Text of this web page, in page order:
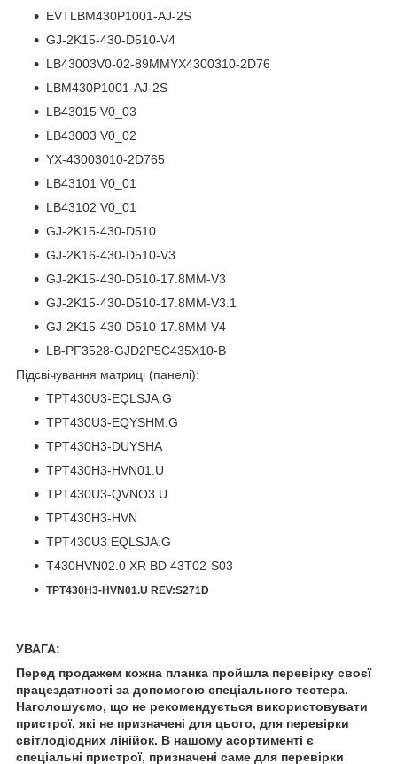
EVTLBM430P1001-AJ-2S
GJ-2K15-430-D510-V4
LB43003V0-02-89MMYX4300310-2D76
LBM430P1001-AJ-2S
LB43015 V0_03
LB43003 V0_02
YX-43003010-2D765
LB43101 V0_01
LB43102 V0_01
GJ-2K15-430-D510
GJ-2K16-430-D510-V3
GJ-2K15-430-D510-17.8MM-V3
GJ-2K15-430-D510-17.8MM-V3.1
GJ-2K15-430-D510-17.8MM-V4
LB-PF3528-GJD2P5C435X10-B
Підсвічування матриці (панелі):
TPT430U3-EQLSJA.G
TPT430U3-EQYSHM.G
TPT430H3-DUYSHA
TPT430H3-HVN01.U
TPT430U3-QVNO3.U
TPT430H3-HVN
TPT430U3 EQLSJA.G
T430HVN02.0 XR BD 43T02-S03
TPT430H3-HVN01.U REV:S271D
УВАГА:
Перед продажем кожна планка пройшла перевірку своєї
працездатності за допомогою спеціального тестера.
Наголошуємо, що не рекомендується використовувати
пристрої, які не призначені для цього, для перевірки
світлодіодних лінійок. В нашому асортименті є
спеціальні пристрої, призначені саме для перевірки